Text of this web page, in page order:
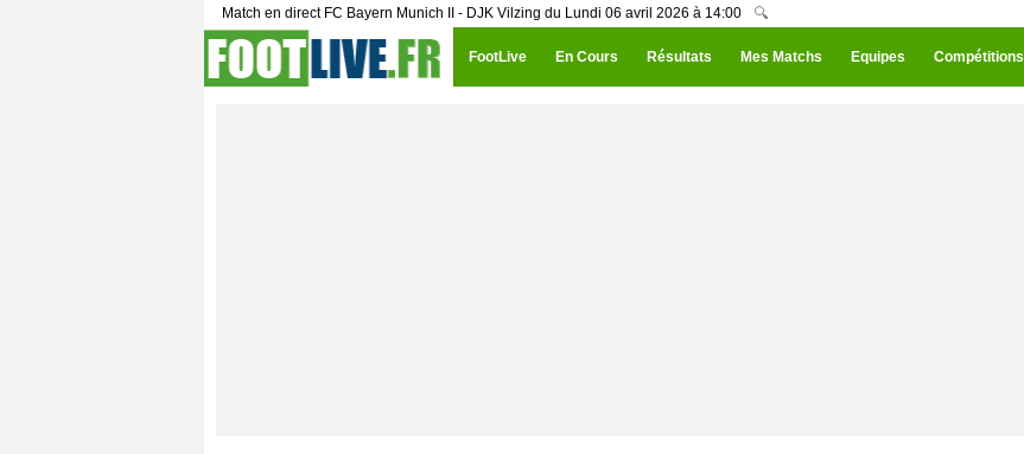
Match en direct FC Bayern Munich II - DJK Vilzing du Lundi 06 avril 2026 à 14:00 🔍
FootLive En Cours Résultats Mes Matchs Equipes Compétitions